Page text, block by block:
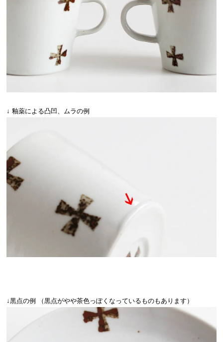
↓ 釉薬による凸凹、ムラの例
↓黒点の例 （黒点がやや茶色っぽくなっているものもあります）